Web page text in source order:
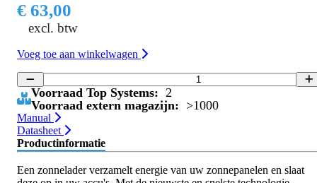
€ 63,00
excl. btw
Voeg toe aan winkelwagen
Voorraad Top Systems: 2
Voorraad extern magazijn: >1000
Manual
Datasheet
Productinformatie
Een zonnelader verzamelt energie van uw zonnepanelen en slaat